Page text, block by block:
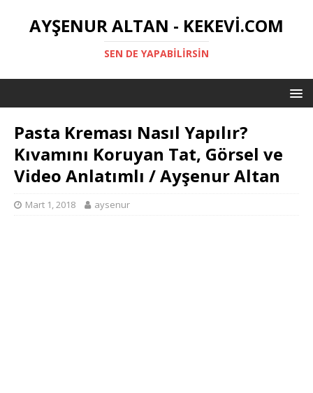
AYŞENUR ALTAN - KEKEVI.COM
SEN DE YAPABILIRSIN
Pasta Kreması Nasıl Yapılır?
Kıvamını Koruyan Tat, Görsel ve
Video Anlatımlı / Ayşenur Altan
Mart 1, 2018 aysenur